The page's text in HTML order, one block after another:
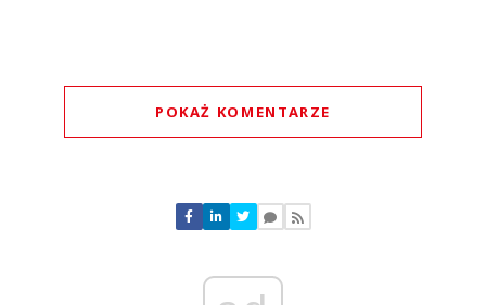
POKAŻ KOMENTARZE
Nie znaleziono komentarzy
Zostaw swoje komentarze